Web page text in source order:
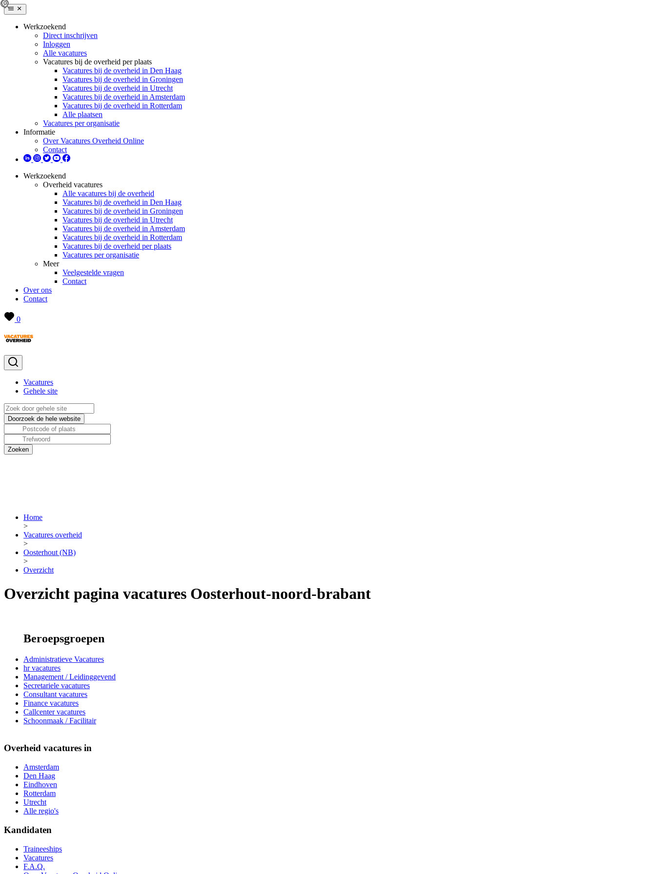
Werkzoekend
Direct inschrijven
Inloggen
Alle vacatures
Vacatures bij de overheid per plaats
Vacatures bij de overheid in Den Haag
Vacatures bij de overheid in Groningen
Vacatures bij de overheid in Utrecht
Vacatures bij de overheid in Amsterdam
Vacatures bij de overheid in Rotterdam
Alle plaatsen
Vacatures per organisatie
Informatie
Over Vacatures Overheid Online
Contact
Werkzoekend
Overheid vacatures
Alle vacatures bij de overheid
Vacatures bij de overheid in Den Haag
Vacatures bij de overheid in Groningen
Vacatures bij de overheid in Utrecht
Vacatures bij de overheid in Amsterdam
Vacatures bij de overheid in Rotterdam
Vacatures bij de overheid per plaats
Vacatures per organisatie
Meer
Veelgestelde vragen
Contact
Over ons
Contact
0
Vacatures
Gehele site
Home
>
Vacatures overheid
>
Oosterhout (NB)
>
Overzicht
Overzicht pagina vacatures Oosterhout-noord-brabant
Beroepsgroepen
Administratieve Vacatures
hr vacatures
Management / Leidinggevend
Secretariele vacatures
Consultant vacatures
Finance vacatures
Callcenter vacatures
Schoonmaak / Facilitair
Overheid vacatures in
Amsterdam
Den Haag
Eindhoven
Rotterdam
Utrecht
Alle regio's
Kandidaten
Traineeships
Vacatures
F.A.Q.